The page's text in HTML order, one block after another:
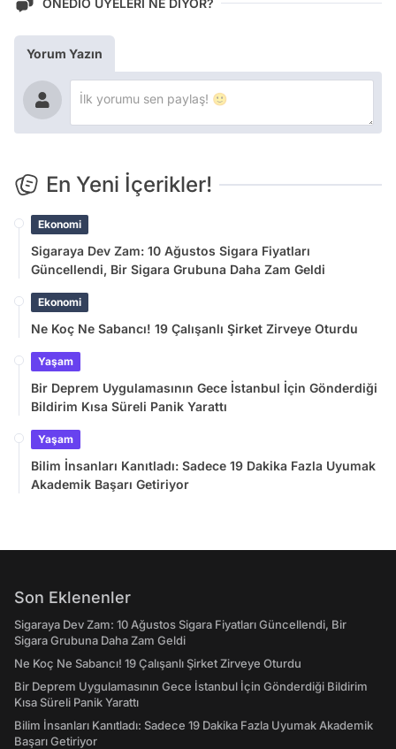
ONEDİO ÜYELERİ NE DİYOR?
Yorum Yazın
En Yeni İçerikler!
Ekonomi
Sigaraya Dev Zam: 10 Ağustos Sigara Fiyatları
Güncellendi, Bir Sigara Grubuna Daha Zam Geldi
Ekonomi
Ne Koç Ne Sabancı! 19 Çalışanlı Şirket Zirveye Oturdu
Yaşam
Bir Deprem Uygulamasının Gece İstanbul İçin Gönderdiği
Bildirim Kısa Süreli Panik Yarattı
Yaşam
Bilim İnsanları Kanıtladı: Sadece 19 Dakika Fazla Uyumak
Akademik Başarı Getiriyor
Son Eklenenler
Sigaraya Dev Zam: 10 Ağustos Sigara Fiyatları Güncellendi, Bir
Sigara Grubuna Daha Zam Geldi
Ne Koç Ne Sabancı! 19 Çalışanlı Şirket Zirveye Oturdu
Bir Deprem Uygulamasının Gece İstanbul İçin Gönderdiği Bildirim
Kısa Süreli Panik Yarattı
Bilim İnsanları Kanıtladı: Sadece 19 Dakika Fazla Uyumak Akademik
Başarı Getiriyor